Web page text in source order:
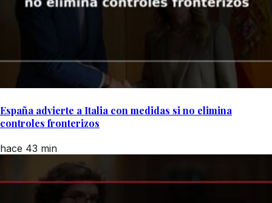
España advierte a Italia con medidas si no elimina
controles fronterizos
hace 43 min